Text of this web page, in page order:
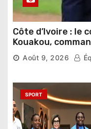
Côte d’Ivoire : le
Kouakou,
militaire, n’est plus
Août 9, 2026
SPORT